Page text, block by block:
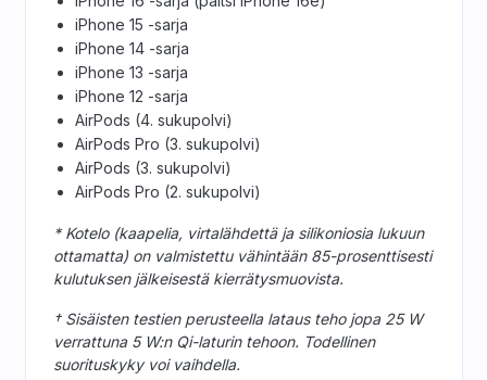
iPhone 15 -sarja
iPhone 14 -sarja
iPhone 13 -sarja
iPhone 12 -sarja
AirPods (4. sukupolvi)
AirPods Pro (3. sukupolvi)
AirPods (3. sukupolvi)
AirPods Pro (2. sukupolvi)
* Kotelo (kaapelia, virtalähdettä ja silikoniosia lukuun
ottamatta) on valmistettu vähintään 85-prosenttisesti
kulutuksen jälkeisestä kierrätysmuovista.
† Sisäisten testien perusteella lataus teho jopa 25 W
verrattuna 5 W:n Qi-laturin tehoon. Todellinen
suorituskyky voi vaihdella.